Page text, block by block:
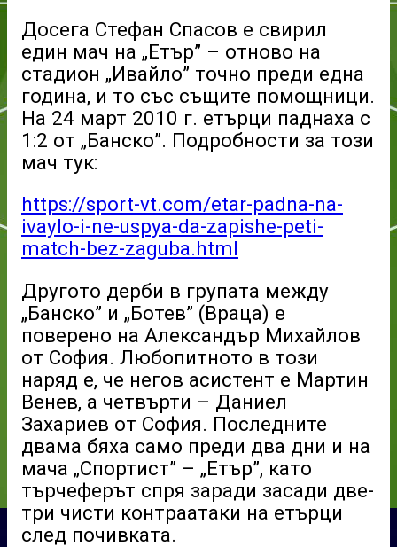
Досега Стефан Спасов е свирил
един мач на „Етър” – отново на
стадион „Ивайло” точно преди една
година, и то със същите помощници.
На 24 март 2010 г. етърци паднаха с
1:2 от „Банско”. Подробности за този
мач тук:
https://sport-vt.com/etar-padna-na-
ivaylo-i-ne-uspya-da-zapishe-peti-
match-bez-zaguba.html
Другото дерби в групата между
„Банско” и „Ботев” (Враца) е
поверено на Александър Михайлов
от София. Любопитното в този
наряд е, че негов асистент е Мартин
Венев, а четвърти – Даниел
Захариев от София. Последните
двама бяха само преди два дни и на
мача „Спортист” – „Етър”, като
търчеферът спря заради засади две-
три чисти контраатаки на етърци
след почивката.